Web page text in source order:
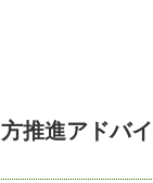
推進アドバ